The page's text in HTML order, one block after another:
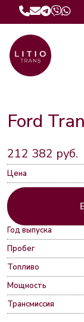
Ford
212 382 руб.
Цена
Год выпуска
Пробег
Топливо
Мощность
Трансмиссия